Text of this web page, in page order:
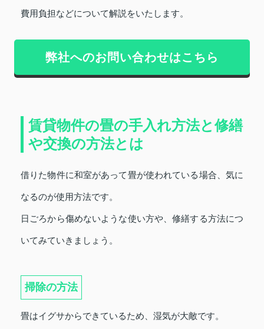
費用負担などについて解説をいたします。
弊社へのお問い合わせはこちら
賃貸物件の畳の手入れ方法と修繕
や交換の方法とは
借りた物件に和室があって畳が使われている場合、気に
なるのが使用方法です。
日ごろから傷めないような使い方や、修繕する方法につ
いてみていきましょう。
掃除の方法
畳はイグサからできているため、湿気が大敵です。